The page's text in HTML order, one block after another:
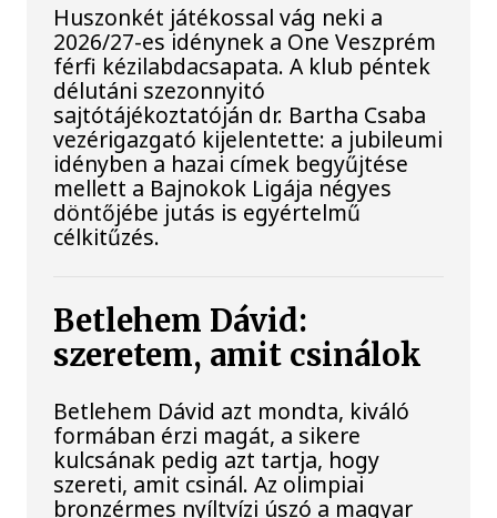
Huszonkét játékossal vág neki a
2026/27-es idénynek a One Veszprém
férfi kézilabdacsapata. A klub péntek
délutáni szezonnyitó
sajtótájékoztatóján dr. Bartha Csaba
vezérigazgató kijelentette: a jubileumi
idényben a hazai címek begyűjtése
mellett a Bajnokok Ligája négyes
döntőjébe jutás is egyértelmű
célkitűzés.
Betlehem Dávid:
szeretem, amit csinálok
Betlehem Dávid azt mondta, kiváló
formában érzi magát, a sikere
kulcsának pedig azt tartja, hogy
szereti, amit csinál. Az olimpiai
bronzérmes nyíltvízi úszó a magyar